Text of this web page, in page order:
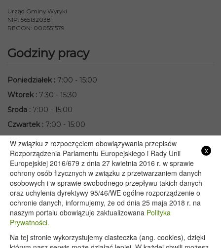
Urząd Gminy Wyryki
NIP: 5651320381
REGON: 000551579
Godziny pracy
Poniedziałek: 7:00 - 15:00
Wtorek: 7:30 - 15:30
Środa : 7:00 - 15:00
Czwartek: 7:00 - 15:00
Piątek
7:00 - 15:00
Przydatne linki
Starostwo Powiatowe we Włodawie
Lubelski Urząd Wojewódzki w Lublinie
Urząd Marszałkowski Województwa Lubelskiego w Lublinie
Serwis Rzeczypospolitej Polskiej
PGE – Planowane wyłączenia prądu
x
W związku z rozpoczęciem obowiązywania przepisów
Rozporządzenia Parlamentu Europejskiego i Rady Unii
Europejskiej 2016/679 z dnia 27 kwietnia 2016 r. w sprawie
ochrony osób fizycznych w związku z przetwarzaniem danych
osobowych i w sprawie swobodnego przepływu takich danych
oraz uchylenia dyrektywy 95/46/WE ogólne rozporządzenie o
ochronie danych, informujemy, że od dnia 25 maja 2018 r. na
naszym portalu obowiązuje zaktualizowana Polityka
Prywatności.
Na tej stronie wykorzystujemy ciasteczka (ang. cookies), dzięki